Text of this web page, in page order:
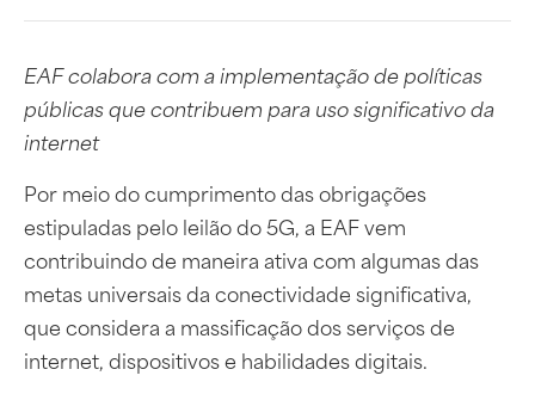
EAF colabora com a implementação de políticas
públicas que contribuem para uso significativo da
internet
Por meio do cumprimento das obrigações
estipuladas pelo leilão do 5G, a EAF vem
contribuindo de maneira ativa com algumas das
metas universais da conectividade significativa,
que considera a massificação dos serviços de
internet, dispositivos e habilidades digitais.